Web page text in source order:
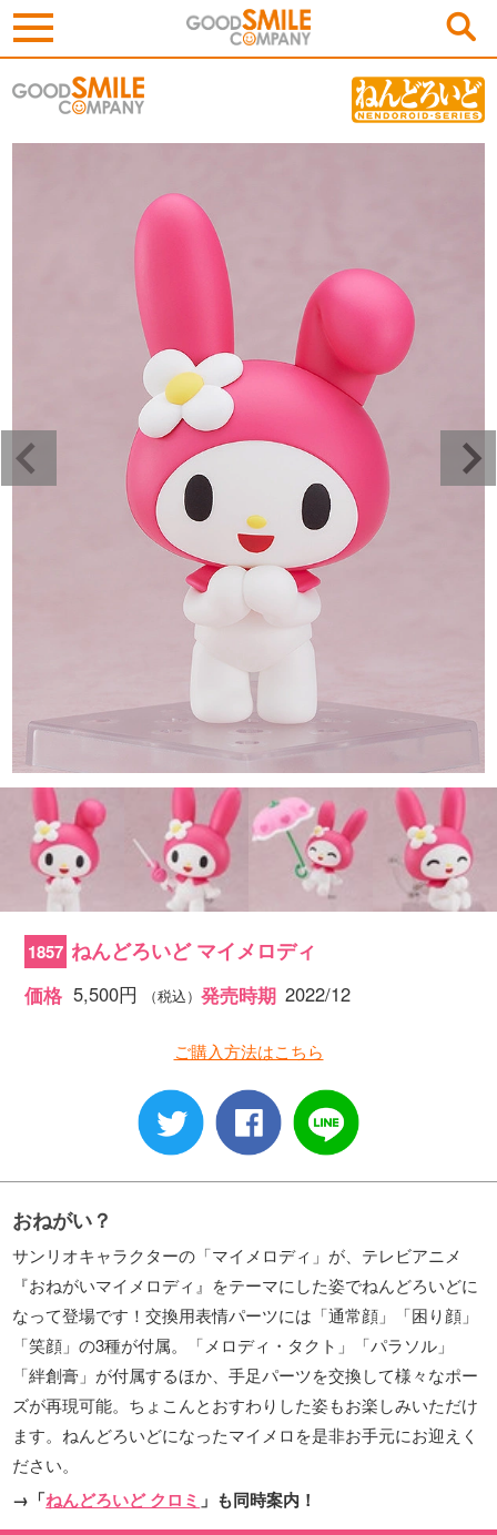
1857 ねんどろいど マイメロディ
価格 5,500円 （税込） 発売時期 2022/12
ご購入方法はこちら
おねがい？
サンリオキャラクターの「マイメロディ」が、テレビアニメ
『おねがいマイメロディ』をテーマにした姿でねんどろいどに
なって登場です！交換用表情パーツには「通常顔」「困り顔」
「笑顔」の3種が付属。「メロディ・タクト」「パラソル」
「絆創膏」が付属するほか、手足パーツを交換して様々なポー
ズが再現可能。ちょこんとおすわりした姿もお楽しみいただけ
ます。ねんどろいどになったマイメロを是非お手元にお迎えく
ださい。
→「ねんどろいど クロミ 」も同時案内！